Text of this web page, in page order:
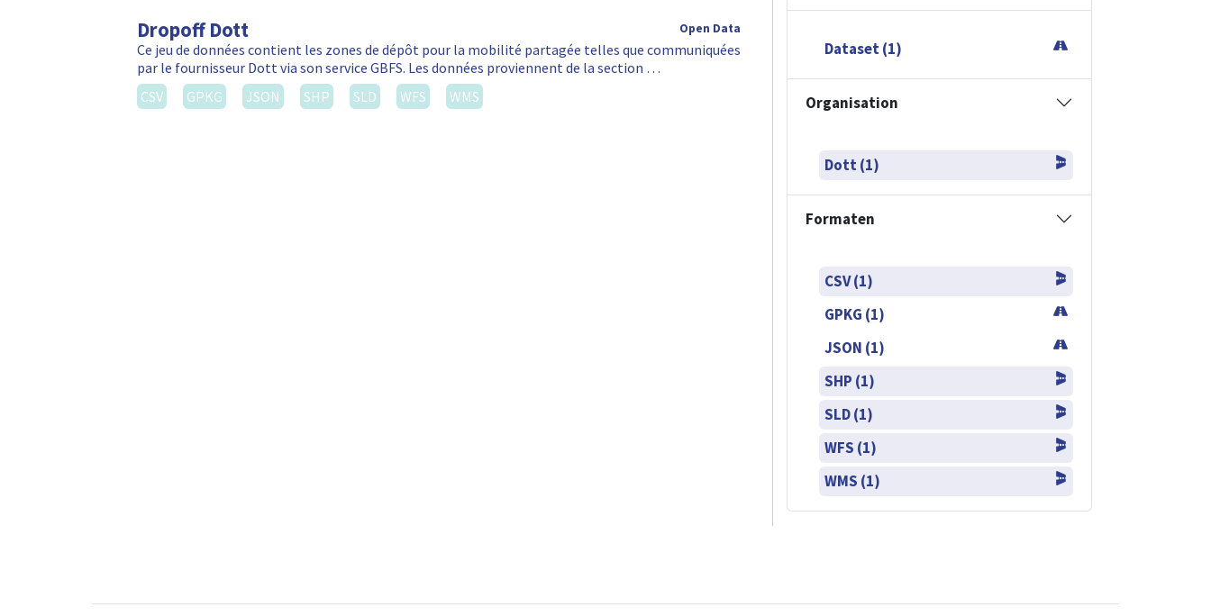
Dropoff Dott Open Data
Ce jeu de données contient les zones de dépôt pour la mobilité partagée telles que communiquées
par le fournisseur Dott via son service GBFS. Les données proviennent de la section …
CSV
GPKG JSON SHP SLD WFS WMS
Dataset (1)
Organisation
Dott (1)
Formaten
CSV (1)
GPKG (1)
JSON (1)
SHP (1)
SLD (1)
WFS (1)
WMS (1)